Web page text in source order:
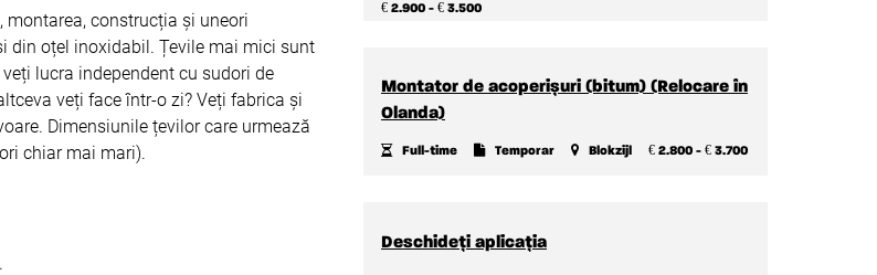
construcția și uneori
din oțel inoxidabil. Țevile mai mici sunt
lucra independent cu sudori de
veți face într-o zi? Veți fabrica și
Dimensiunile țevilor care urmează
chiar mai mari).
€ 2.900 - € 3.500
Montator de acoperișuri (bitum) (Relocare în
Olanda)
Full-time Temporar Blokzijl € 2.800 - € 3.700
Deschideți aplicația